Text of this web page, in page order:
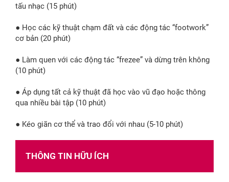
tấu nhạc (15 phút)
● Học các kỹ thuật chạm đất và các động tác “footwork”
cơ bản (20 phút)
● Làm quen với các động tác “frezee” và dừng trên không
(10 phút)
● Áp dụng tất cả kỹ thuật đã học vào vũ đạo hoặc thông
qua nhiều bài tập (10 phút)
● Kéo giãn cơ thể và trao đổi với nhau (5-10 phút)
THÔNG TIN HỮU ÍCH